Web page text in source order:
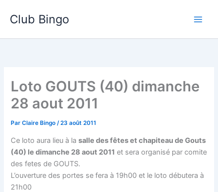
Club Bingo
Loto GOUTS (40) dimanche
28 aout 2011
ParClaire Bingo/23 août 2011
Ce loto aura lieu à lasalle des fêtes et chapiteau de Gouts
(40) le dimanche 28 aout 2011 et sera organisé par comite
des fetes de GOUTS.
L’ouverture des portes se fera à 19h00 et le loto débutera à
21h00